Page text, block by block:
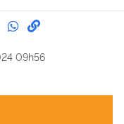
por Facebook
por Twitter
Compartilhe por
Compartilhe
link para
09h56